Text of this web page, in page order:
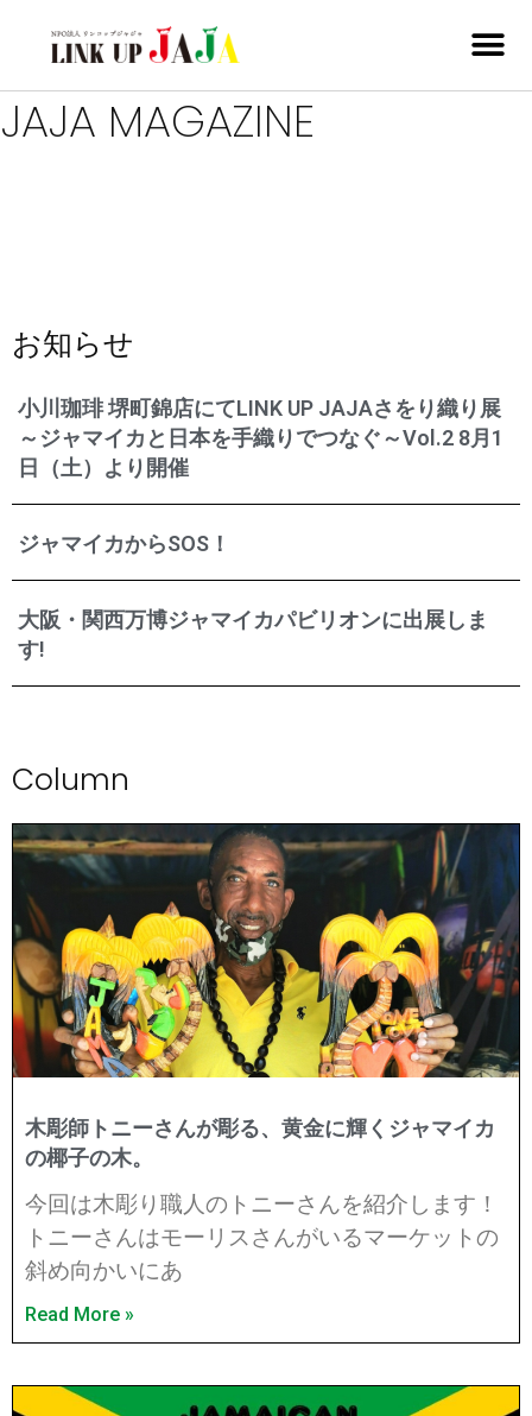
JAJA MAGAZINE
お知らせ
小川珈琲 堺町錦店にてLINK UP JAJAさをり織り展
～ジャマイカと日本を手織りでつなぐ～Vol.2 8月1
日（土）より開催
ジャマイカからSOS！
大阪・関西万博ジャマイカパビリオンに出展しま
す!
Column
木彫師トニーさんが彫る、黄金に輝くジャマイカ
の椰子の木。
今回は木彫り職人のトニーさんを紹介します！
トニーさんはモーリスさんがいるマーケットの
斜め向かいにあ
Read More »